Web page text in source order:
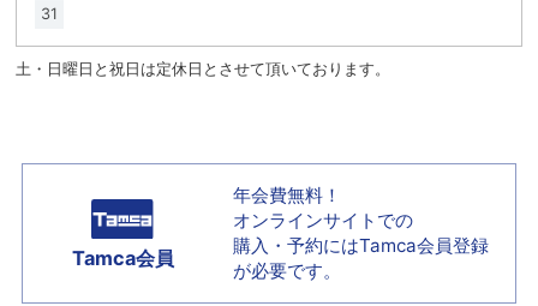
31
土・日曜日と祝日は定休日とさせて頂いております。
Tamca会員
年会費無料！
オンラインサイトでの
購入・予約にはTamca会員登録
が必要です。